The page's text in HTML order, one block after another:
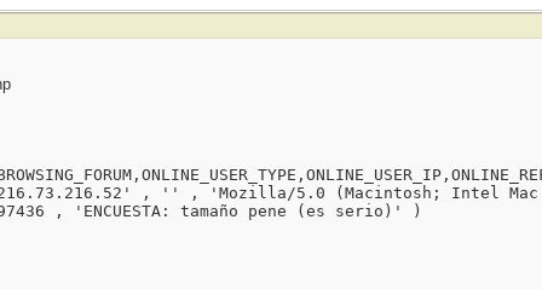
, '' , 'Mozilla/5.0 (Macintosh; Intel Mac OS
, 'ENCUESTA: tamaño pene (es serio)' )